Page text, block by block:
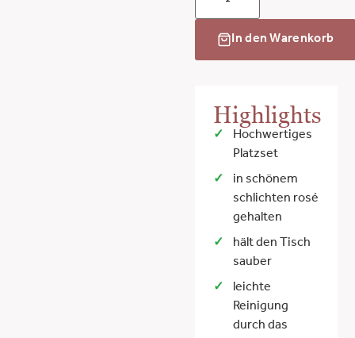
In den Warenkorb
Highlights
Hochwertiges
Platzset
in schönem
schlichten rosé
gehalten
hält den Tisch
sauber
leichte
Reinigung
durch das